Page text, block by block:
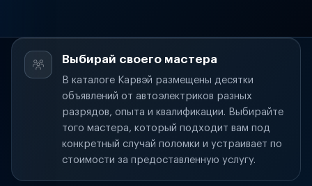
Выбирай своего мастера
В каталоге Карвэй размещены десятки
объявлений от автоэлектриков разных
разрядов, опыта и квалификации. Выбирайте
того мастера, который подходит вам под
конкретный случай поломки и устраивает по
стоимости за предоставленную услугу.